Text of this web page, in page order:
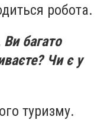
робота.
багато
Чи є у
туризму.